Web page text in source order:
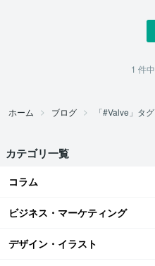
1 件中
ホーム ブログ 「#Valve」タグ
カテゴリ一覧
コラム
ビジネス・マーケティング
デザイン・イラスト